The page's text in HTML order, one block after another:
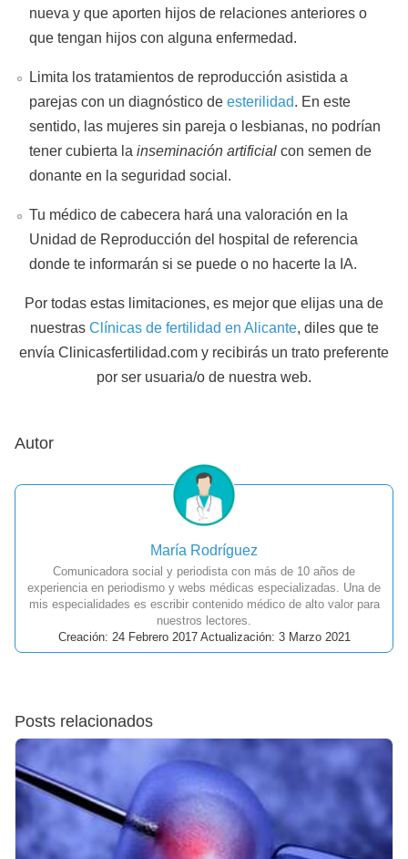
nueva y que aporten hijos de relaciones anteriores o
que tengan hijos con alguna enfermedad.
Limita los tratamientos de reproducción asistida a
parejas con un diagnóstico de esterilidad. En este
sentido, las mujeres sin pareja o lesbianas, no podrían
tener cubierta la inseminación artificial con semen de
donante en la seguridad social.
Tu médico de cabecera hará una valoración en la
Unidad de Reproducción del hospital de referencia
donde te informarán si se puede o no hacerte la IA.
Por todas estas limitaciones, es mejor que elijas una de
nuestras Clínicas de fertilidad en Alicante, diles que te
envía Clinicasfertilidad.com y recibirás un trato preferente
por ser usuaria/o de nuestra web.
Autor
María Rodríguez
Comunicadora social y periodista con más de 10 años de
experiencia en periodismo y webs médicas especializadas. Una de
mis especialidades es escribir contenido médico de alto valor para
nuestros lectores.
Creación: 24 Febrero 2017 Actualización: 3 Marzo 2021
Posts relacionados